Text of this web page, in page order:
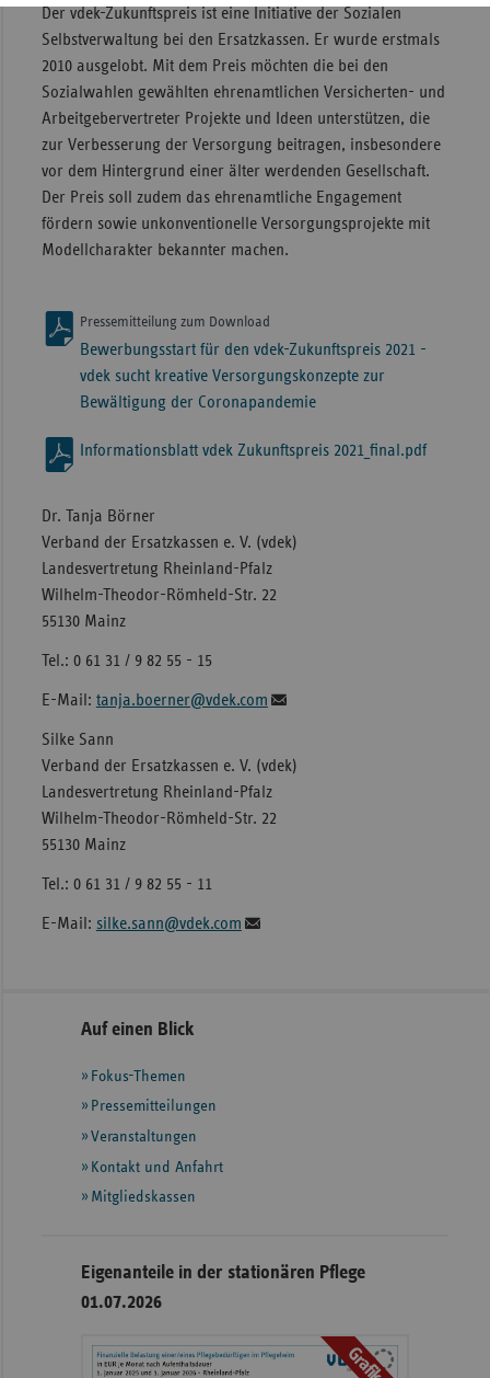
Der vdek-Zukunftspreis ist eine Initiative der Sozialen
Selbstverwaltung bei den Ersatzkassen. Er wurde erstmals
2010 ausgelobt. Mit dem Preis möchten die bei den
Sozialwahlen gewählten ehrenamtlichen Versicherten- und
Arbeitgebervertreter Projekte und Ideen unterstützen, die
zur Verbesserung der Versorgung beitragen, insbesondere
vor dem Hintergrund einer älter werdenden Gesellschaft.
Der Preis soll zudem das ehrenamtliche Engagement
fördern sowie unkonventionelle Versorgungsprojekte mit
Modellcharakter bekannter machen.
Pressemitteilung zum Download
Bewerbungsstart für den vdek-Zukunftspreis 2021 -
vdek sucht kreative Versorgungskonzepte zur
Bewältigung der Coronapandemie
Informationsblatt vdek Zukunftspreis 2021_final.pdf
Dr. Tanja Börner
Verband der Ersatzkassen e. V. (vdek)
Landesvertretung Rheinland-Pfalz
Wilhelm-Theodor-Römheld-Str. 22
55130 Mainz
Tel.: 0 61 31 / 9 82 55 - 15
E-Mail: tanja.boerner@vdek.com
Silke Sann
Verband der Ersatzkassen e. V. (vdek)
Landesvertretung Rheinland-Pfalz
Wilhelm-Theodor-Römheld-Str. 22
55130 Mainz
Tel.: 0 61 31 / 9 82 55 - 11
E-Mail: silke.sann@vdek.com
Seitennavigation
Seitenleiste
weiteren
Informationen
Auf einen Blick
Fokus-Themen
Pressemitteilungen
Veranstaltungen
Kontakt und Anfahrt
Mitgliedskassen
Eigenanteile in der stationären Pflege
01.07.2026